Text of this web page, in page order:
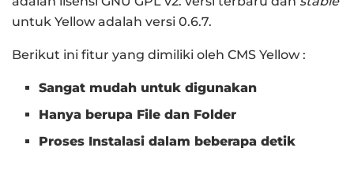
untuk Yellow adalah versi 0.6.7.
Berikut ini fitur yang dimiliki oleh CMS Yellow :
Sangat mudah untuk digunakan
Hanya berupa File dan Folder
Proses Instalasi dalam beberapa detik